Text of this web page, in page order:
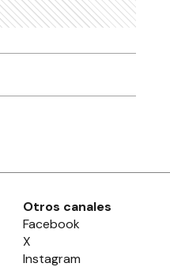
Otros canales
Facebook
X
Instagram